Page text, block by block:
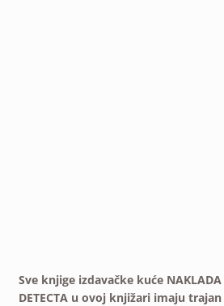
Sve knjige izdavačke kuće NAKLADA
DETECTA u ovoj knjižari imaju